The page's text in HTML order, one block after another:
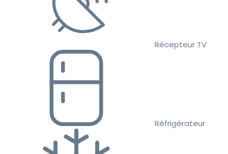
Récepteur TV
Réfrigérateur